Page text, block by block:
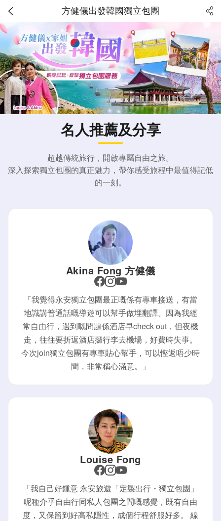
方健儀出發韓國獨立包團
名人推薦及分享
超越傳統旅行，開啟專屬自由之旅。
深入探索獨立包團的真正魅力，帶你感受旅程中最值得記低
的一刻。
Akina Fong 方健儀
「我覺得永安獨立包團最正嘅係有專車接送，有當
地識講普通話嘅導遊可以幫手做埋翻譯。因為我經
常自由行，遇到嘅問題係酒店早check out，但夜機
走，往往要折返酒店攞行李去機場，好費時失事。
今次join獨立包團有專車貼心幫手，可以慳返唔少時
間，非常稱心滿意。」
Louise Fong
「我自己好鍾意 永安旅遊「定製出行・獨立包團」
呢種介乎自由行同私人包團之間嘅感覺，既有自由
度，又保留到好高私隱性，成個行程舒服好多。 線